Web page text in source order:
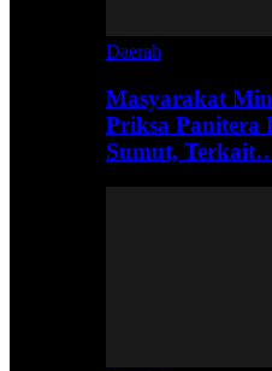
Daerah
Masyarakat
Priksa Panitera
Sumut,